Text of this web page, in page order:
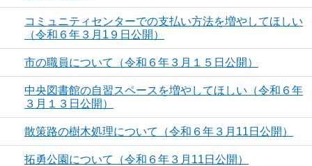
コミュニティセンターでの支払い方法を増やしてほしい
（令和６年３月1９日公開）
市の職員について（令和６年３月１５日公開）
中央図書館の自習スペースを増やしてほしい（令和６年
３月１３日公開）
散策路の樹木処理について（令和６年３月11日公開）
拓勇公園について（令和６年３月11日公開）